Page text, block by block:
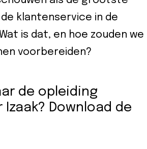
klantenservice in de
is dat, en hoe zouden we
voorbereiden?
de opleiding
Izaak? Download de